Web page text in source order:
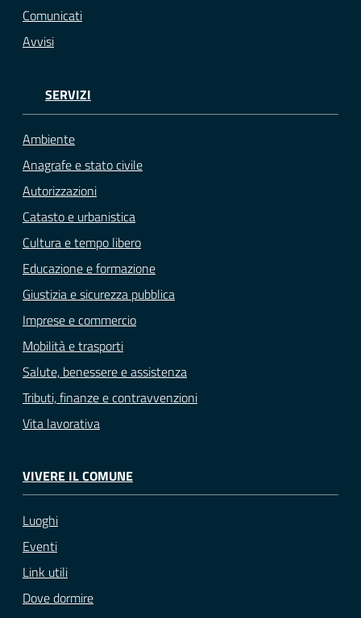
Comunicati
Avvisi
SERVIZI
Ambiente
Anagrafe e stato civile
Autorizzazioni
Catasto e urbanistica
Cultura e tempo libero
Educazione e formazione
Giustizia e sicurezza pubblica
Imprese e commercio
Mobilità e trasporti
Salute, benessere e assistenza
Tributi, finanze e contravvenzioni
Vita lavorativa
VIVERE IL COMUNE
Luoghi
Eventi
Link utili
Dove dormire